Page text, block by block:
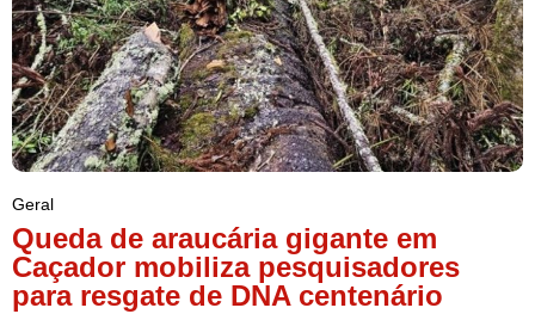
Geral
Queda de araucária gigante em
Caçador mobiliza pesquisadores
para resgate de DNA centenário